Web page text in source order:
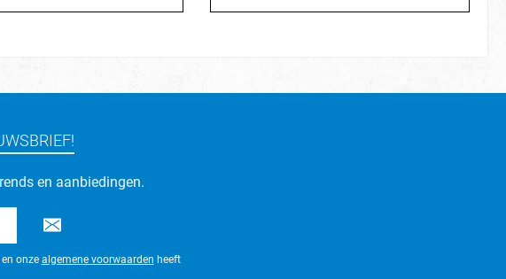
en aanbiedingen.
onze algemene voorwaarden heeft